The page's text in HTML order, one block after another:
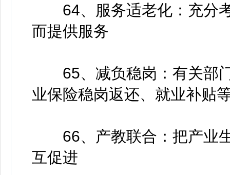
64、服务适老化：充分考
而提供服务
65、减负稳岗：有关部门
业保险稳岗返还、就业补贴
66、产教联合：把产业生
互促进